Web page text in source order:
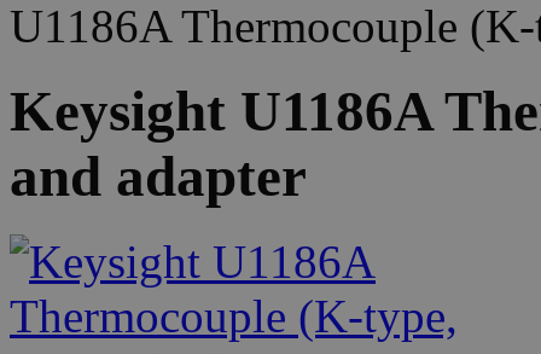
U1186A Thermocouple
Keysight U1186A
and adapter